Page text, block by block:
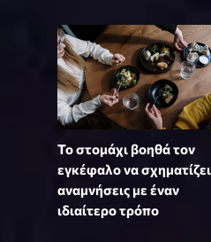
Το στομάχι βοηθά τον
εγκέφαλο να σχηματίζει
αναμνήσεις με έναν
ιδιαίτερο τρόπο